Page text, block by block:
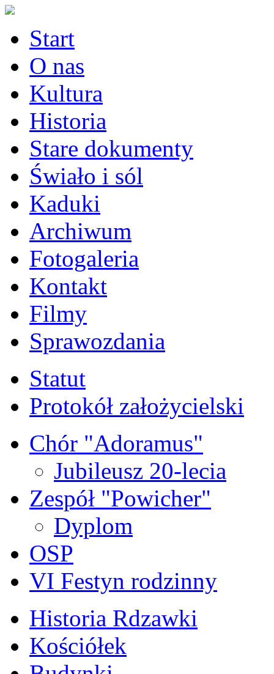
Start
O nas
Kultura
Historia
Stare dokumenty
Świało i sól
Kaduki
Archiwum
Fotogaleria
Kontakt
Filmy
Sprawozdania
Statut
Protokół założycielski
Chór "Adoramus"
Jubileusz 20-lecia
Zespół "Powicher"
Dyplom
OSP
VI Festyn rodzinny
Historia Rdzawki
Kościółek